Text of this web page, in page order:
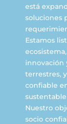
está
soluciones
Estamos
innovación
terrestres,
confiable
Nuestro
socio